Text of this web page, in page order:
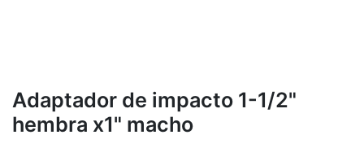
Adaptador de impacto 1-1/2"
hembra x1" macho